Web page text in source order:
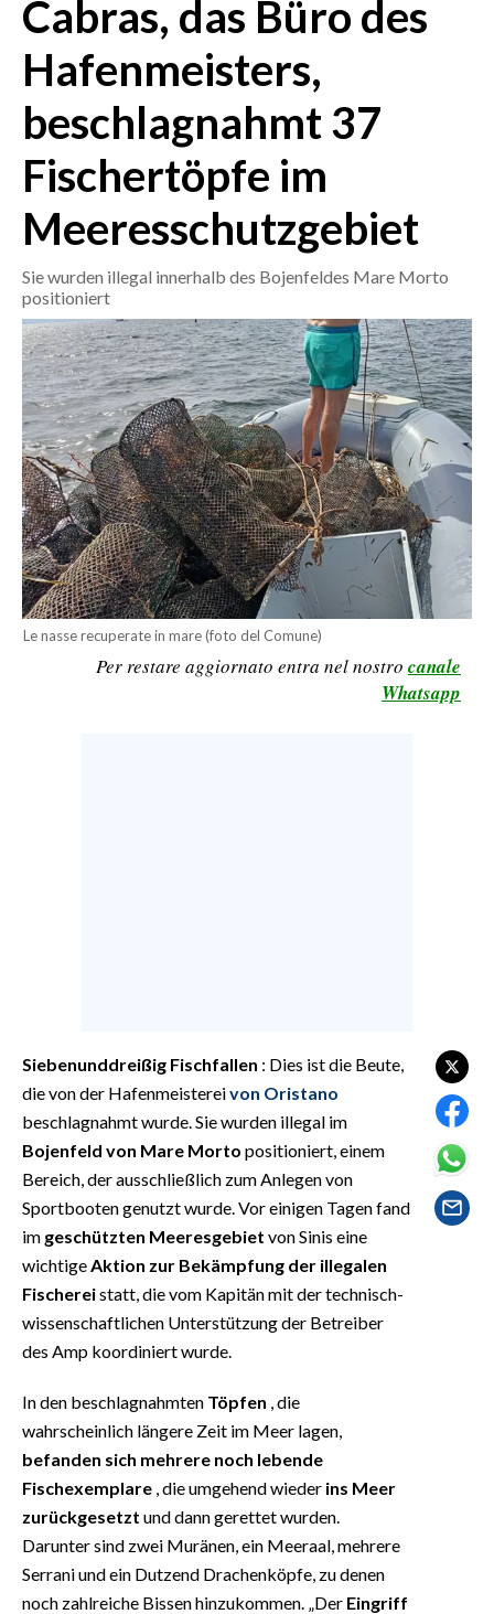
ITALIA
MONDO
POLITICA
ECONOMIA
SERVIZI ALLE IMPRESE
LAVORO
BANDI
SPORT IN SARDEGNA
SPORT
RISULTATI E CLASSIFICHE
CALCIO
CALCIO REGIONALE
BASKET
VOLLEY
INSULARITÀ
FOTO
VIDEO
INFO AZIENDE
ABBONATI
ANNUNCI
NECROLOGI
PUBBLICITÀ
SPIAGGE
STORE
Cabras, das Büro des
Hafenmeisters,
beschlagnahmt 37
Fischertöpfe im
Meeresschutzgebiet
Sie wurden illegal innerhalb des Bojenfeldes Mare Morto
positioniert
Le nasse recuperate in mare (foto del Comune)
Per restare aggiornato entra nel nostro canale
Whatsapp
Siebenunddreißig Fischfallen : Dies ist die Beute,
die von der Hafenmeistereivon Oristano
beschlagnahmt wurde. Sie wurden illegal im
Bojenfeld von Mare Morto positioniert, einem
Bereich, der ausschließlich zum Anlegen von
Sportbooten genutzt wurde. Vor einigen Tagen fand
im geschützten Meeresgebiet von Sinis eine
wichtige Aktion zur Bekämpfung der illegalen
Fischereistatt, die vom Kapitän mit der technisch-
wissenschaftlichen Unterstützung der Betreiber
des Amp koordiniert wurde.
In den beschlagnahmten Töpfen , die
wahrscheinlich längere Zeit im Meer lagen,
befanden sich mehrere noch lebende
Fischexemplare , die umgehend wieder ins Meer
zurückgesetzt und dann gerettet wurden.
Darunter sind zwei Muränen, ein Meeraal, mehrere
Serrani und ein Dutzend Drachenköpfe, zu denen
noch zahlreiche Bissen hinzukommen. „Der Eingriff